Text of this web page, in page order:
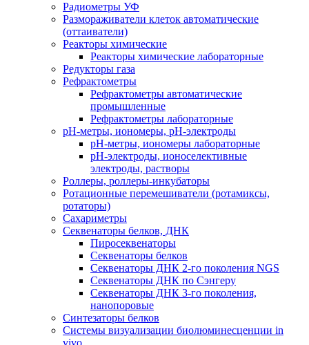
Радиометры УФ
Размораживатели клеток автоматические
(оттаиватели)
Реакторы химические
Реакторы химические лабораторные
Редукторы газа
Рефрактометры
Рефрактометры автоматические
промышленные
Рефрактометры лабораторные
рН-метры, иономеры, рН-электроды
рН-метры, иономеры лабораторные
рН-электроды, ионоселективные
электроды, растворы
Роллеры, роллеры-инкубаторы
Ротационные перемешиватели (ротамиксы,
ротаторы)
Сахариметры
Секвенаторы белков, ДНК
Пиросеквенаторы
Секвенаторы белков
Секвенаторы ДНК 2-го поколения NGS
Секвенаторы ДНК по Сэнгеру
Секвенаторы ДНК 3-го поколения,
нанопоровые
Синтезаторы белков
Системы визуализации биолюминесценции in
vivo